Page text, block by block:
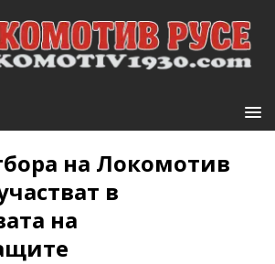
на Локомотив
в
на